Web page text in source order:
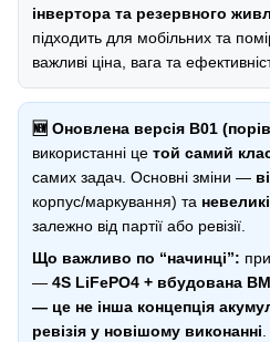
інвертора та резервного
підходить для мобільних та
важливі ціна, вага та
🆕 Оновлена версія B01
використанні це той самий
самих задач. Основні зміни —
корпус/маркування) та
залежно від партії або ревізії.
Що важливо по “начинці”:
— 4S LiFePO4 + вбудована
— це не інша концепція
ревізія у новішому виконанні